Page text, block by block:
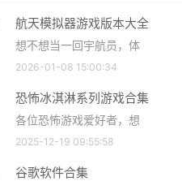
航天模拟器游戏版本大全
想不想当一回宇航员，体
2026-01-08 15:00:34
恐怖冰淇淋系列游戏合集
各位恐怖游戏爱好者，想
2025-12-19 09:55:58
谷歌软件合集